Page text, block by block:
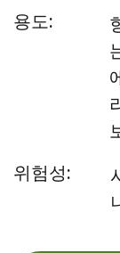
용도:
위험성: